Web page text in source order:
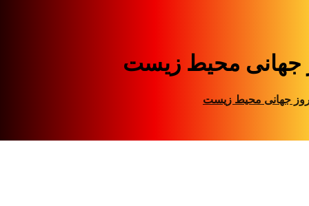
جهانی محیط زیست
جهانی محیط زیست